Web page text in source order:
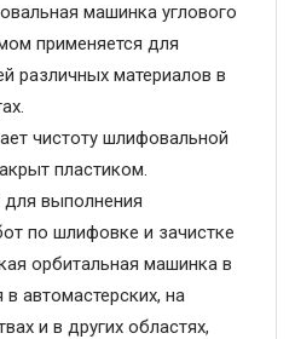
машинка углового
применяется для
различных материалов в
чистоту шлифовальной
пластиком.
выполнения
по шлифовке и зачистке
орбитальная машинка в
автомастерских, на
и в других областях,